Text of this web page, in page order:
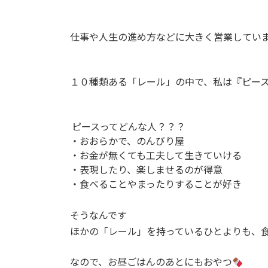
仕事や人生の進め方などに大きく営業していま
１０種類ある「レール」の中で、私は『ピース
ピースってどんな人？？？
・おおらかで、のんびり屋
・お金が無くても工夫して生きていける
・表現したり、楽しませるのが得意
・食べることやまったりすることが好き
そうなんです
ほかの「レール」を持っているひとよりも、
なので、お昼ごはんのあとにもおやつ